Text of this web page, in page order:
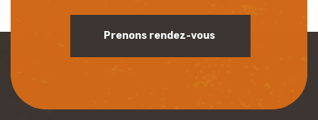
Prenons rendez-vous